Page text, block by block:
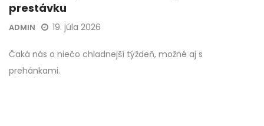
prestávku
ADMIN 19. júla 2026
Čaká nás o niečo chladnejší týždeň, možné aj s
prehánkami.